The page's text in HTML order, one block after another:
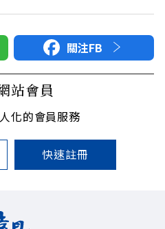
關注FB
站會員
化的會員服務
快速註冊